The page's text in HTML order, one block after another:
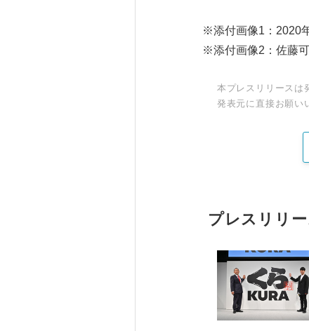
※添付画像1：2020
※添付画像2：佐藤
本プレスリリースは
発表元に直接お願い
プレスリリ